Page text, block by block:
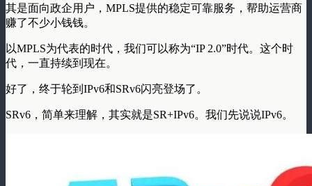
其是面向政企用户，MPLS提供的稳定可靠服务，帮助运营商
赚了不少小钱钱。
以MPLS为代表的时代，我们可以称为“IP 2.0”时代。这个时
代，一直持续到现在。
好了，终于轮到IPv6和SRv6闪亮登场了。
SRv6，简单来理解，其实就是SR+IPv6。我们先说说IPv6。